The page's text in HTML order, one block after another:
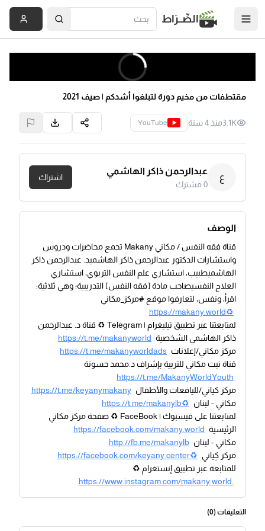
الصِّــرَاط
مقتطفات من مخيم دورة لتبلغوا أشدكم | صيف 2021
3.1Kمنذ 4 سنة YouTube
ع
عبدالرحمن ذاكر الهاشمي
0مشترك
اشتراك
الوصف
قناة فقه النفس / مكاني Makany تجمع محاضرات ودروس
واستشارات الدكتور عبدالرحمن ذاكر الهاشميد. عبدالرحمن ذاكر
الهاشميطبيب، استشاري علم النفس التربوي، استشاري
العلاج النفسيصاحب مادة [فقه النفس] التدريبية؛ وهي ثلاثية:
اقرأ، ونفس، لتعارفوا موقع #مركز_مكاني
https://makany.world♻️
لمتابعتنا عبر تطبيق تيليغرام | Telegram ♻️ قناة د. عبدالرحمن
ذاكر الهاشمي الشخصية https://t.me/makanyworld
مركز مكاني/إعلانات https://t.me/makanyworldads
قناة نبت مكاني للتربية بإشراف د.محمد حسونة
https://t.me/MakanyWorldYouth
مركز كياني/لليافعات والأطفال https://t.me/keyanymakany
مكاني - لبنان https://t.me/makanylb♻️
لمتابعتنا على فيسبوك | FaceBook ♻️ صفحة مركز مكاني
الرئيسية https://facebook.com/makany.world
مكاني - لبنان http://fb.me/makanylb
مركز كِياني https://facebook.com/keyany.center♻️
للمتابعة عبر تطبيق إنستغرام ♻️
https://www.instagram.com/makany.world.
التعليقات (0
)